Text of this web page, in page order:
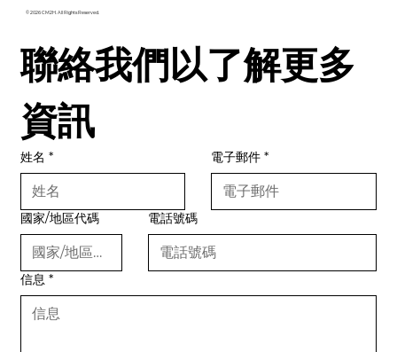
© 2026 CM2H. All Rights Reserved.
聯絡我們以了解更多
資訊
姓名 * 電子郵件 *
國家/地區代碼 電話號碼
信息 *